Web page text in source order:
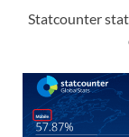
Statcounter